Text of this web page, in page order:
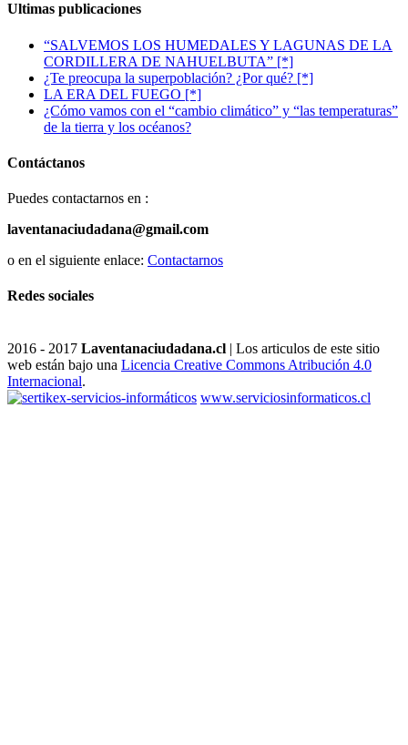
Ultimas publicaciones
“SALVEMOS LOS HUMEDALES Y LAGUNAS DE LA
CORDILLERA DE NAHUELBUTA” [*]
¿Te preocupa la superpoblación? ¿Por qué? [*]
LA ERA DEL FUEGO [*]
¿Cómo vamos con el “cambio climático” y “las temperaturas”
de la tierra y los océanos?
Contáctanos
Puedes contactarnos en :
laventanaciudadana@gmail.com
o en el siguiente enlace: Contactarnos
Redes sociales
2016 - 2017 Laventanaciudadana.cl | Los articulos de este sitio
web están bajo una Licencia Creative Commons Atribución 4.0
Internacional.
www.serviciosinformaticos.cl